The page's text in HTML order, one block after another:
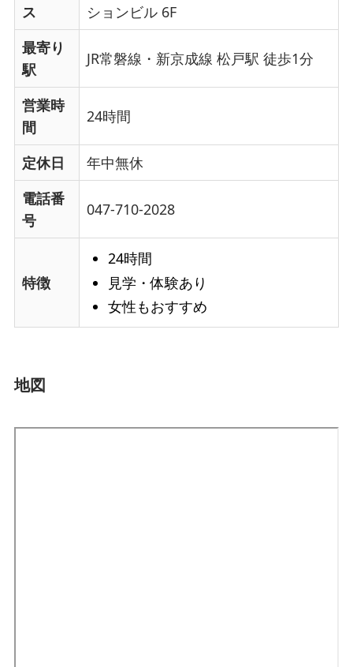
ス
ションビル 6F
最寄り
駅
JR常磐線・新京成線 松戸駅 徒歩1分
営業時
間
24時間
定休日
年中無休
電話番
号
047-710-2028
特徴
24時間
見学・体験あり
女性もおすすめ
地図